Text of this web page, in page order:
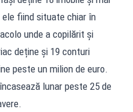
fiind situate chiar în
unde a copilărit și
deține și 19 conturi
peste un milion de euro.
lunar peste 25 de